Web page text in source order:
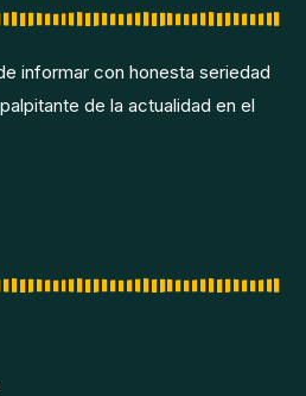
informar con honesta seriedad
de la actualidad en el